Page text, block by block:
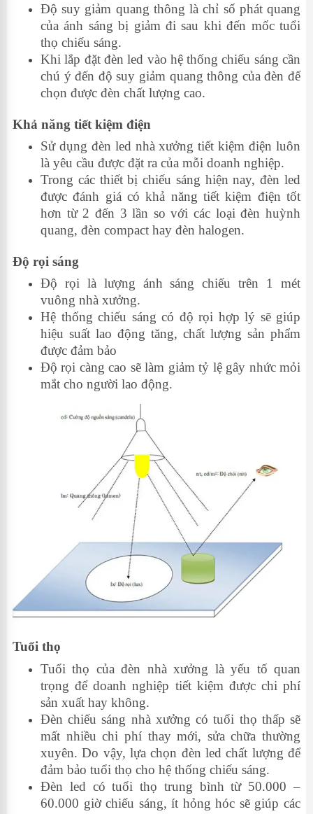
Độ suy giảm quang thông là chỉ số phát quang
của ánh sáng bị giảm đi sau khi đến mốc tuổi
thọ chiếu sáng.
Khi lắp đặt đèn led vào hệ thống chiếu sáng cần
chú ý đến độ suy giảm quang thông của đèn để
chọn được đèn chất lượng cao.
Khả năng tiết kiệm điện
Sử dụng đèn led nhà xưởng tiết kiệm điện luôn
là yêu cầu được đặt ra của mỗi doanh nghiệp.
Trong các thiết bị chiếu sáng hiện nay, đèn led
được đánh giá có khả năng tiết kiệm điện tốt
hơn từ 2 đến 3 lần so với các loại đèn huỳnh
quang, đèn compact hay đèn halogen.
Độ rọi sáng
Độ rọi là lượng ánh sáng chiếu trên 1 mét
vuông nhà xưởng.
Hệ thống chiếu sáng có độ rọi hợp lý sẽ giúp
hiệu suất lao động tăng, chất lượng sản phẩm
được đảm bảo
Độ rọi càng cao sẽ làm giảm tỷ lệ gây nhức mỏi
mắt cho người lao động.
Tuổi thọ
Tuổi thọ của đèn nhà xưởng là yếu tố quan
trọng để doanh nghiệp tiết kiệm được chi phí
sản xuất hay không.
Đèn chiếu sáng nhà xưởng có tuổi thọ thấp sẽ
mất nhiều chi phí thay mới, sửa chữa thường
xuyên. Do vậy, lựa chọn đèn led chất lượng để
đảm bảo tuổi thọ cho hệ thống chiếu sáng.
Đèn led có tuổi thọ trung bình từ 50.000 –
60.000 giờ chiếu sáng, ít hỏng hóc sẽ giúp các